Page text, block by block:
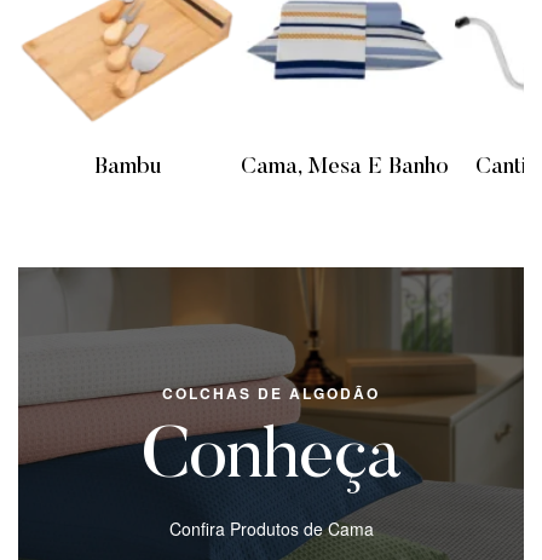
Bambu Cama, Mesa E Banho
COLCHAS DE ALGODÃO
Conheça
Confira Produtos de Cama